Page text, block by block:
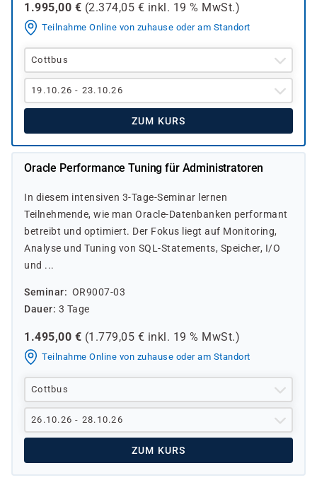
1.995,00 € (2.374,05 € inkl. 19 % MwSt.)
Teilnahme Online von zuhause oder am Standort
Cottbus
19.10.26 - 23.10.26
ZUM KURS
Oracle Performance Tuning für Administratoren
In diesem intensiven 3-Tage-Seminar lernen
Teilnehmende, wie man Oracle-Datenbanken performant
betreibt und optimiert. Der Fokus liegt auf Monitoring,
Analyse und Tuning von SQL-Statements, Speicher, I/O
und ...
Seminar
OR9007-03
Dauer 3 Tage
1.495,00 € (1.779,05 € inkl. 19 % MwSt.)
Teilnahme Online von zuhause oder am Standort
Cottbus
26.10.26 - 28.10.26
ZUM KURS